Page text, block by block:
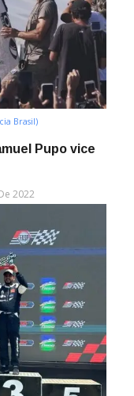
Brasil)
Pupo vice
2022